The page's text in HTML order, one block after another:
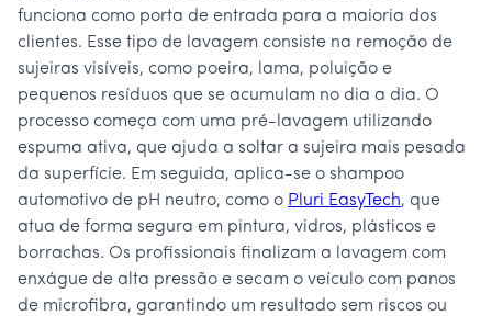
funciona como porta de entrada para a maioria dos
clientes. Esse tipo de lavagem consiste na remoção de
sujeiras visíveis, como poeira, lama, poluição e
pequenos resíduos que se acumulam no dia a dia. O
processo começa com uma pré-lavagem utilizando
espuma ativa, que ajuda a soltar a sujeira mais pesada
da superfície. Em seguida, aplica-se o shampoo
automotivo de pH neutro, como o Pluri EasyTech, que
atua de forma segura em pintura, vidros, plásticos e
borrachas. Os profissionais finalizam a lavagem com
enxágue de alta pressão e secam o veículo com panos
de microfibra, garantindo um resultado sem riscos ou